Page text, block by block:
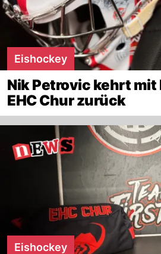
Eishockey
Nik Petrovic kehrt mit
EHC Chur zurück
Eishockey